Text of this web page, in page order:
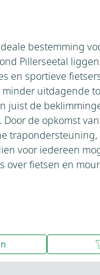
bestemming
Pillerseetal
en sportieve
uitdagende
juist de
Door de opkomst
voor iedereen
over fietsen en